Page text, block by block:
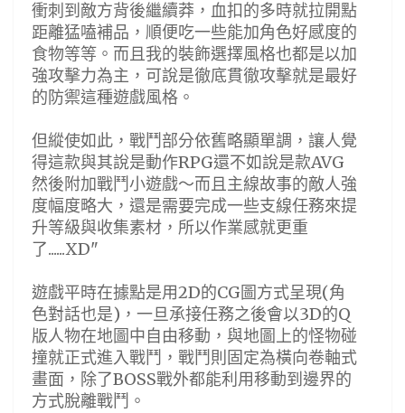
衝刺到敵方背後繼續莽，血扣的多時就拉開點
距離猛嗑補品，順便吃一些能加角色好感度的
食物等等。而且我的裝飾選擇風格也都是以加
強攻擊力為主，可說是徹底貫徹攻擊就是最好
的防禦這種遊戲風格。
但縱使如此，戰鬥部分依舊略顯單調，讓人覺
得這款與其說是動作RPG還不如說是款AVG
然後附加戰鬥小遊戲～而且主線故事的敵人強
度幅度略大，還是需要完成一些支線任務來提
升等級與收集素材，所以作業感就更重
了......XD"
遊戲平時在據點是用2D的CG圖方式呈現(角
色對話也是)，一旦承接任務之後會以3D的Q
版人物在地圖中自由移動，與地圖上的怪物碰
撞就正式進入戰鬥，戰鬥則固定為橫向卷軸式
畫面，除了BOSS戰外都能利用移動到邊界的
方式脫離戰鬥。